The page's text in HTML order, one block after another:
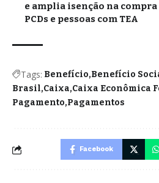
e amplia isenção na
PCDs e pessoas com TEA
Tags: Benefício Benefício
Brasil Caixa Caixa Econômica
Pagamento Pagamentos
Facebook